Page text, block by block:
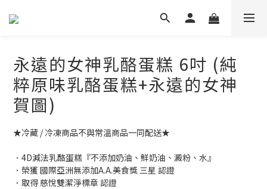
永遠的女神乳酪蛋糕 6吋 (純
粹原味乳酪蛋糕+永遠的女神
賀圖)
★冷藏 / 冷凍商品不與常溫商品一同配送★
．4D減法乳酪蛋糕『不添加奶油、鮮奶油、澱粉、水』
．榮獲 國際亞洲無添加A.A.美食獎 三星 認證
．取得 慈悅雙潔淨標章 認證